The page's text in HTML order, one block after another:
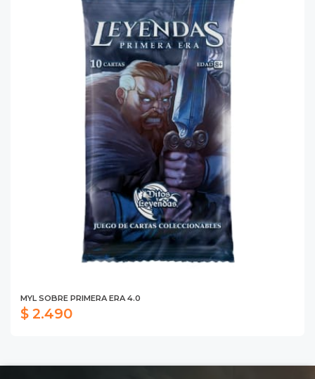
MYL SOBRE PRIMERA ERA 4.0
$ 2.490